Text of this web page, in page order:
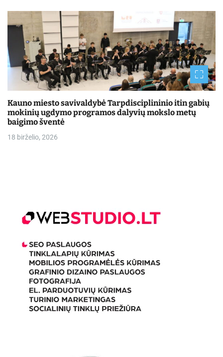
Kauno miesto savivaldybė Tarpdisciplininio itin gabių
mokinių ugdymo programos dalyvių mokslo metų
baigimo šventė
18 birželio, 2026